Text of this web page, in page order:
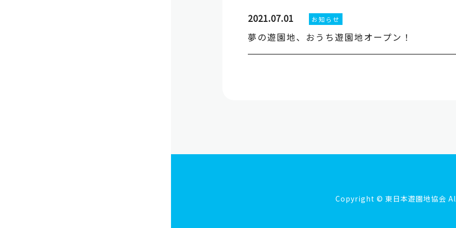
2021.07.01 お知らせ
夢の遊園地、おうち遊園地オープン！
Copyright © 東日本遊園地協会